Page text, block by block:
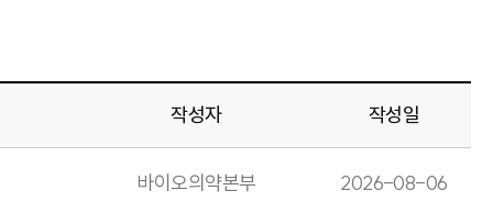
작성자 작성일
바이오의약본부 2026-08-06